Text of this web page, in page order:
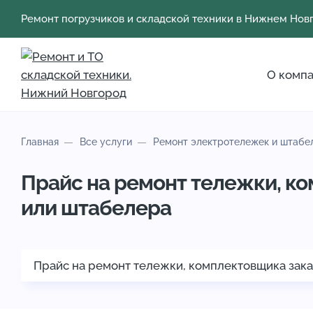
Ремонт погрузчиков и складской техники в Нижнем
О
Главная Все услуги Ремонт электротележек и
Прайс на ремонт тележки,
или штабелера
Прайс на ремонт тележки, комплектовщика